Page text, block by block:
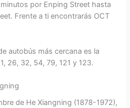
por Enping Street hasta
Frente a ti encontrarás OCT
autobús más cercana es la
26, 32, 54, 79, 121 y 123.
de He Xiangning (1878-1972),